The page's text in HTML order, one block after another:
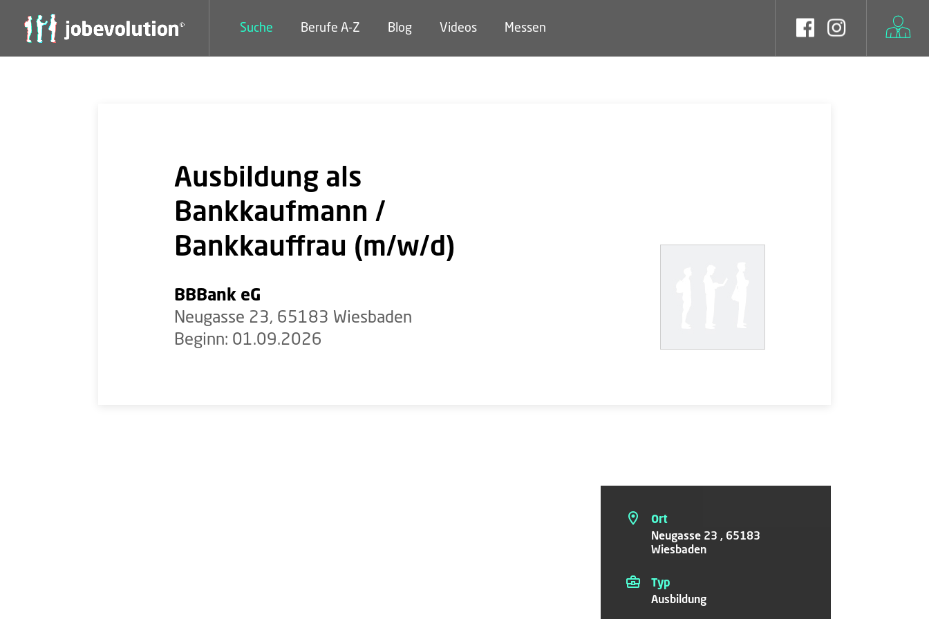
Suche Berufe A-Z Blog Videos Messen
Ausbildung als
Bankkaufmann /
Bankkauffrau (m/w/d)
BBBank eG
Neugasse 23, 65183 Wiesbaden
Beginn: 01.09.2026
Ort
Neugasse 23 , 65183
Wiesbaden
Typ
Ausbildung